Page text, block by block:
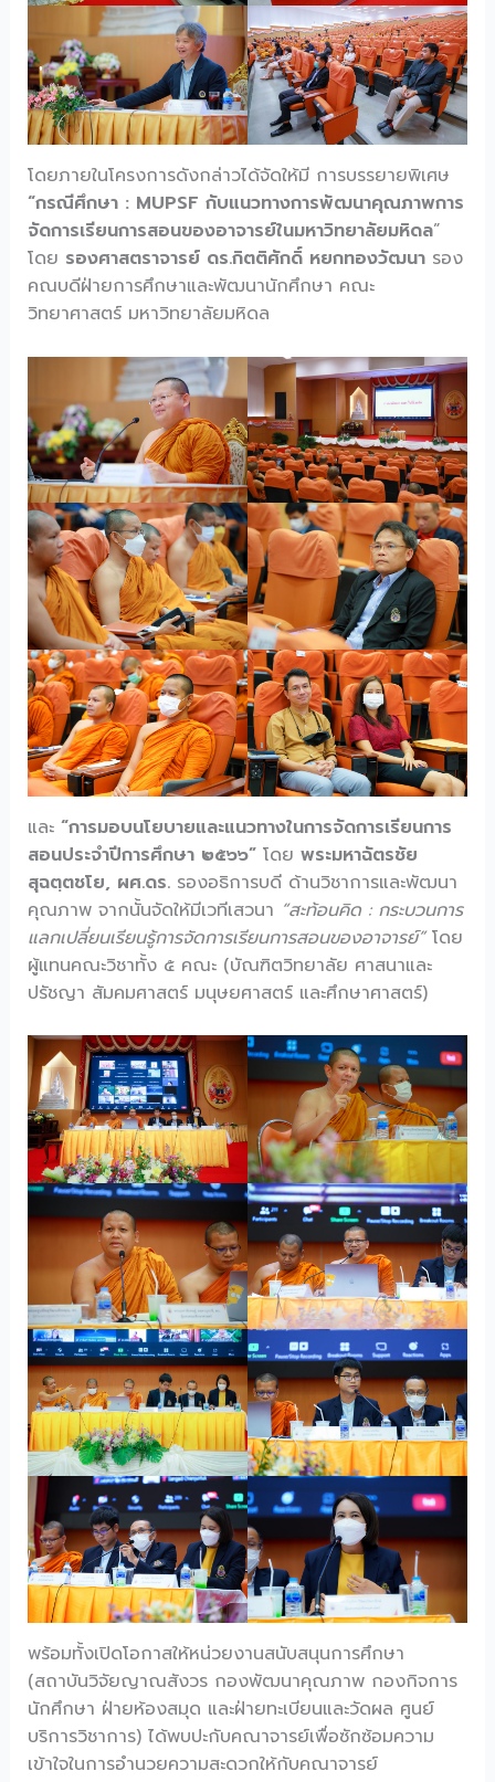
โดยภายในโครงการดังกล่าวได้จัดให้มี การบรรยายพิเศษ
“กรณีศึกษา : MUPSF กับแนวทางการพัฒนาคุณภาพการ
จัดการเรียนการสอนของอาจารย์ในมหาวิทยาลัยมหิดล”
โดย รองศาสตราจารย์ ดร.กิตติศักดิ์ หยกทองวัฒนารอง
คณบดีฝ่ายการศึกษาและพัฒนานักศึกษา คณะ
วิทยาศาสตร์ มหาวิทยาลัยมหิดล
และ “การมอบนโยบายและแนวทางในการจัดการเรียนการ
สอนประจำปีการศึกษา ๒๕๖๖”โดย พระมหาฉัตรชัย
สุฉตฺตชโย, ผศ.ดร.รองอธิการบดี ด้านวิชาการและพัฒนา
คุณภาพ จากนั้นจัดให้มีเวทีเสวนา “สะท้อนคิด : กระบวนการ
แลกเปลี่ยนเรียนรู้การจัดการเรียนการสอนของอาจารย์”โดย
ผู้แทนคณะวิชาทั้ง ๕ คณะ (บัณฑิตวิทยาลัย ศาสนาและ
ปรัชญา สัมคมศาสตร์ มนุษยศาสตร์ และศึกษาศาสตร์)
พร้อมทั้งเปิดโอกาสให้หน่วยงานสนับสนุนการศึกษา
(สถาบันวิจัยญาณสังวร กองพัฒนาคุณภาพ กองกิจการ
นักศึกษา ฝ่ายห้องสมุด และฝ่ายทะเบียนและวัดผล ศูนย์
บริการวิชาการ) ได้พบปะกับคณาจารย์เพื่อซักซ้อมความ
เข้าใจในการอำนวยความสะดวกให้กับคณาจารย์